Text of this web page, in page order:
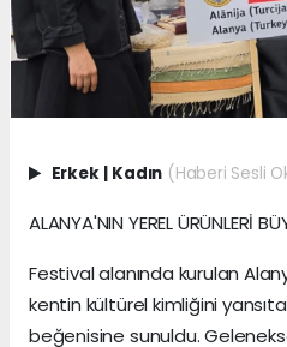
Erkek | Kadın (Haberi Sesli
ALANYA'NIN YEREL ÜRÜNLERİ
Festival alanında kurulan
kentin kültürel kimliğini
beğenisine sunuldu.